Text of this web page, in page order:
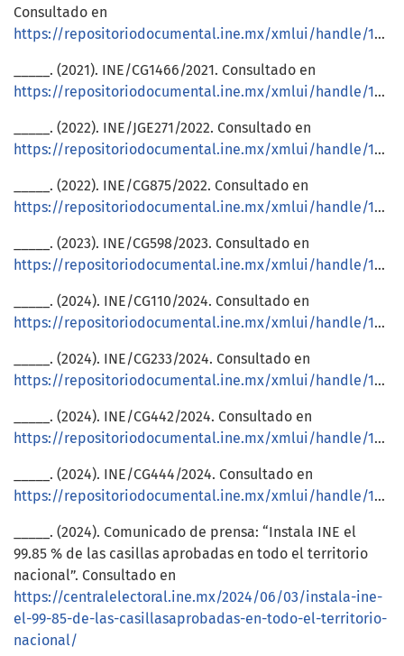
Consultado en
https://repositoriodocumental.ine.mx/xmlui/handle/123456789/93989
_____. (2021). INE/CG1466/2021. Consultado en
https://repositoriodocumental.ine.mx/xmlui/handle/123456789/124715
_____. (2022). INE/JGE271/2022. Consultado en
https://repositoriodocumental.ine.mx/xmlui/handle/123456789/147248
_____. (2022). INE/CG875/2022. Consultado en
https://repositoriodocumental.ine.mx/xmlui/handle/123456789/147331
_____. (2023). INE/CG598/2023. Consultado en
https://repositoriodocumental.ine.mx/xmlui/handle/123456789/155637
_____. (2024). INE/CG110/2024. Consultado en
https://repositoriodocumental.ine.mx/xmlui/handle/123456789/164729
_____. (2024). INE/CG233/2024. Consultado en
https://repositoriodocumental.ine.mx/xmlui/handle/123456789/166304
_____. (2024). INE/CG442/2024. Consultado en
https://repositoriodocumental.ine.mx/xmlui/handle/123456789/169414
_____. (2024). INE/CG444/2024. Consultado en
https://repositoriodocumental.ine.mx/xmlui/handle/123456789/169669
_____. (2024). Comunicado de prensa: “Instala INE el
99.85 % de las casillas aprobadas en todo el territorio
nacional”. Consultado en
https://centralelectoral.ine.mx/2024/06/03/instala-ine-
el-99-85-de-las-casillasaprobadas-en-todo-el-territorio-
nacional/